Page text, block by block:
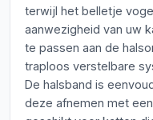
terwijl het belletje
aanwezigheid van uw
te passen aan de
traploos verstelbare
De halsband is
deze afnemen met